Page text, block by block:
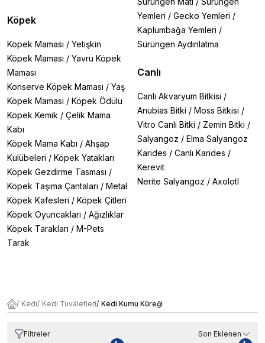
Köpek
Köpek Maması / Yetişkin
Köpek Maması / Yavru Köpek
Maması
Konserve Köpek Maması / Yaş
Köpek Maması / Köpek Ödülü
Köpek Kemik / Çelik Mama
Kabı
Köpek Mama Kabı / Ahşap
Kulübeleri / Köpek Yatakları
Köpek Gezdirme Tasması /
Köpek Taşıma Çantaları / Metal
Köpek Kafesleri / Köpek Çitleri
Köpek Oyuncakları / Ağızlıklar
Köpek Tarakları / M-Pets
Tarak
Yemleri / Gecko Yemleri /
Kaplumbağa Yemleri /
Sürüngen Aydınlatma
Canlı
Canlı Akvaryum Bitkisi /
Anubias Bitki / Moss Bitkisi /
Vitro Canlı Bitki / Zemin Bitki /
Salyangoz / Elma Salyangoz
Karides / Canlı Karides /
Kerevit
Nerite Salyangoz / Axolotl
/ Kedi/ Kedi Tuvaletleri/ Kedi Kumu Küreği
Filtreler Son Eklenen